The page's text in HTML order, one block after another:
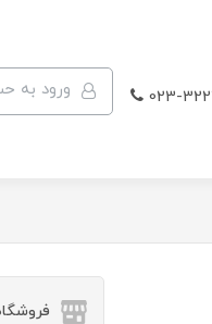
023- ورود به